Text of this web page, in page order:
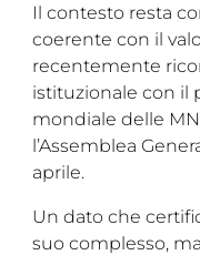
Il contesto resta
coerente con il
recentemente
istituzionale con il
mondiale delle
l’Assemblea
aprile.
Un dato che
suo complesso,